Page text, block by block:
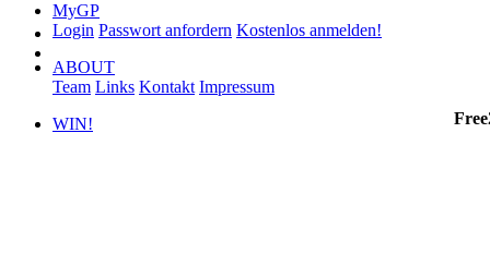
MyGP
Login Passwort anfordern Kostenlos anmelden!
ABOUT
Team Links Kontakt Impressum
WIN!